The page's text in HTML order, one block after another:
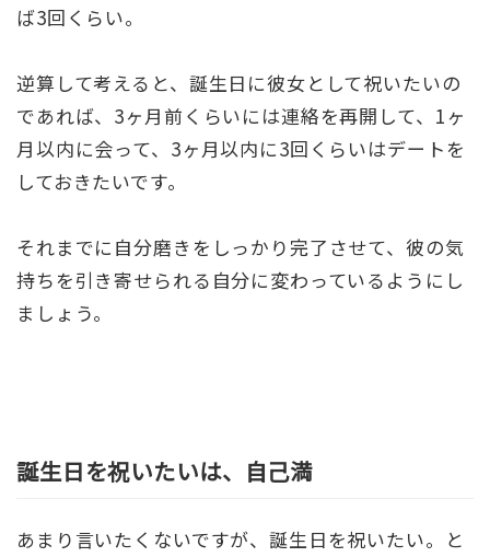
ば3回くらい。
逆算して考えると、誕生日に彼女として祝いたいの
であれば、3ヶ月前くらいには連絡を再開して、1ヶ
月以内に会って、3ヶ月以内に3回くらいはデートを
しておきたいです。
それまでに自分磨きをしっかり完了させて、彼の気
持ちを引き寄せられる自分に変わっているようにし
ましょう。
誕生日を祝いたいは、自己満
あまり言いたくないですが、誕生日を祝いたい。と